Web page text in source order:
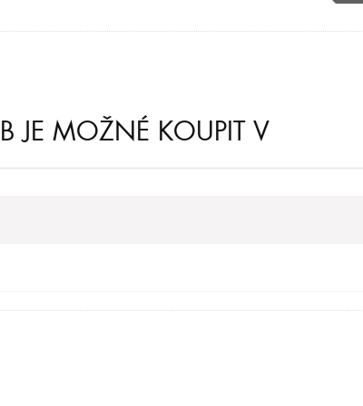
JE MOŽNÉ KOUPIT V